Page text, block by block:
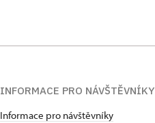
INFORMACE PRO NÁVŠTĚVNÍKY
Informace pro návštěvníky